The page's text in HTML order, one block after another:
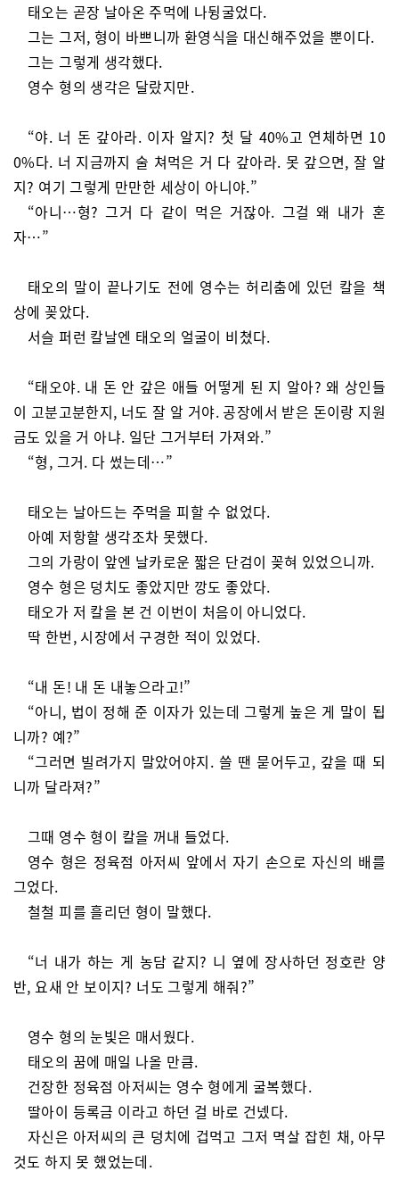
태오는 곧장 날아온 주먹에 나뒹굴었다.
그는 그저, 형이 바쁘니까 환영식을 대신해주었을 뿐이다.
그는 그렇게 생각했다.
영수 형의 생각은 달랐지만.
“야. 너 돈 갚아라. 이자 알지? 첫 달 40%고 연체하면 10
0%다. 너 지금까지 술 쳐먹은 거 다 갚아라. 못 갚으면, 잘 알
지? 여기 그렇게 만만한 세상이 아니야.”
“아니…형? 그거 다 같이 먹은 거잖아. 그걸 왜 내가 혼
자…”
태오의 말이 끝나기도 전에 영수는 허리춤에 있던 칼을 책
상에 꽂았다.
서슬 퍼런 칼날엔 태오의 얼굴이 비쳤다.
“태오야. 내 돈 안 갚은 애들 어떻게 된 지 알아? 왜 상인들
이 고분고분한지, 너도 잘 알 거야. 공장에서 받은 돈이랑 지원
금도 있을 거 아냐. 일단 그거부터 가져와.”
“형, 그거. 다 썼는데…”
태오는 날아드는 주먹을 피할 수 없었다.
아예 저항할 생각조차 못했다.
그의 가랑이 앞엔 날카로운 짧은 단검이 꽂혀 있었으니까.
영수 형은 덩치도 좋았지만 깡도 좋았다.
태오가 저 칼을 본 건 이번이 처음이 아니었다.
딱 한번, 시장에서 구경한 적이 있었다.
“내 돈! 내 돈 내놓으라고!”
“아니, 법이 정해 준 이자가 있는데 그렇게 높은 게 말이 됩
니까? 예?”
“그러면 빌려가지 말았어야지. 쓸 땐 묻어두고, 갚을 때 되
니까 달라져?”
그때 영수 형이 칼을 꺼내 들었다.
영수 형은 정육점 아저씨 앞에서 자기 손으로 자신의 배를
그었다.
철철 피를 흘리던 형이 말했다.
“너 내가 하는 게 농담 같지? 니 옆에 장사하던 정호란 양
반, 요새 안 보이지? 너도 그렇게 해줘?”
영수 형의 눈빛은 매서웠다.
태오의 꿈에 매일 나올 만큼.
건장한 정육점 아저씨는 영수 형에게 굴복했다.
딸아이 등록금 이라고 하던 걸 바로 건넸다.
자신은 아저씨의 큰 덩치에 겁먹고 그저 멱살 잡힌 채, 아무
것도 하지 못 했었는데.